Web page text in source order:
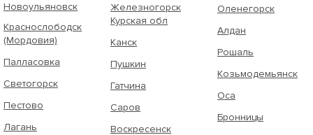
Новоульяновск
Краснослободск
(Мордовия)
Палласовка
Светогорск
Пестово
Лагань
Железногорск
Курская обл
Канск
Пушкин
Гатчина
Саров
Воскресенск
Оленегорск
Алдан
Рошаль
Козьмодемьянск
Оса
Бронницы